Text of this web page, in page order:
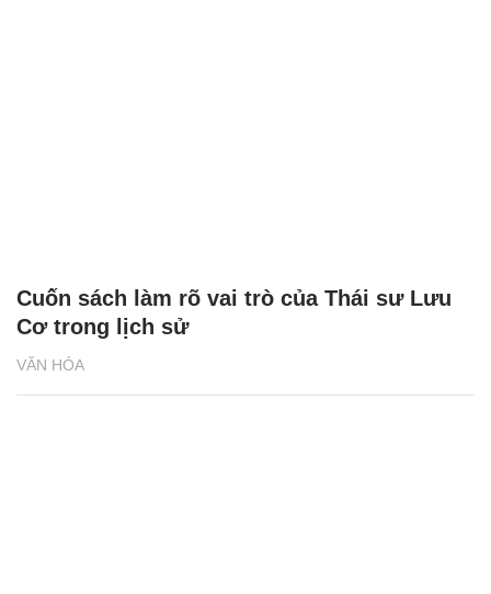
VĂN HÓA
Cuốn sách làm rõ vai trò của Thái sư Lưu
Cơ trong lịch sử